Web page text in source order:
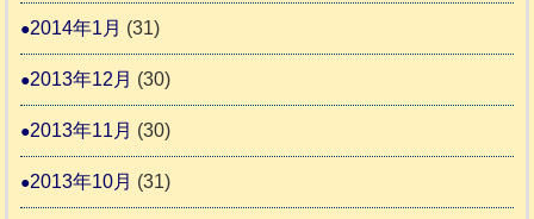
2014年1月 (31)
2013年12月 (30)
2013年11月 (30)
2013年10月 (31)